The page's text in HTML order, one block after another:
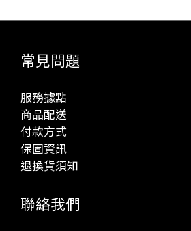
常見問題
服務據點
商品配送
付款方式
保固資訊
退換貨須知
聯絡我們